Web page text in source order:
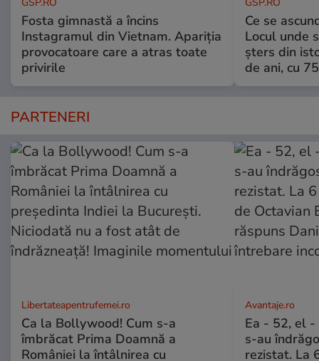
Fosta gimnastă a încins
Instagramul din Vietnam. Apariția
provocatoare care a atras toate
privirile
Ce se
Locul unde
șters din
de ani, cu
PARTENERI
Libertateapentrufemei.ro
Ca la Bollywood! Cum s-a
îmbrăcat Prima Doamnă a
României la întâlnirea cu
Avantaje.ro
Ea - 52, el -
s-au
rezistat. La